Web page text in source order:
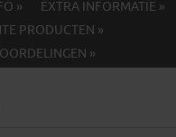
»
EXTRA INFORMATIE »
PRODUCTEN »
»